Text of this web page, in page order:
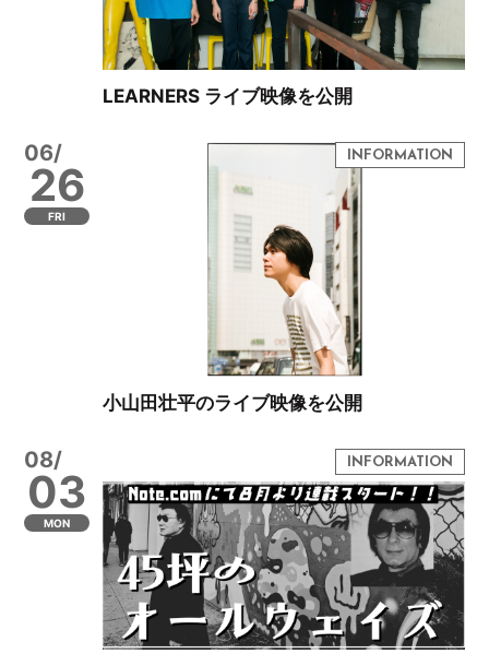
LEARNERS ライブ映像を公開
06/
26
FRI
小山田壮平のライブ映像を公開
08/
03
MON